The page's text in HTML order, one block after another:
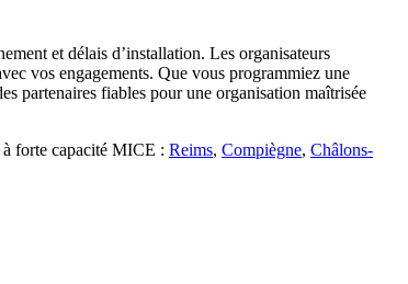
et délais d’installation. Les organisateurs
vos engagements. Que vous programmiez une
partenaires fiables pour une organisation maîtrisée
à forte capacité MICE : Reims, Compiègne, Châlons-